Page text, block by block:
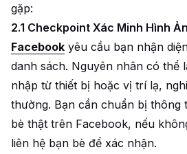
gặp:
2.1 Checkpoint Xác Minh Hình
Facebook yêu cầu bạn nhận
danh sách. Nguyên nhân có thể
nhập từ thiết bị hoặc vị trí lạ,
thường. Bạn cần chuẩn bị thông
bè thật trên Facebook, nếu
liên hệ bạn bè để xác nhận.